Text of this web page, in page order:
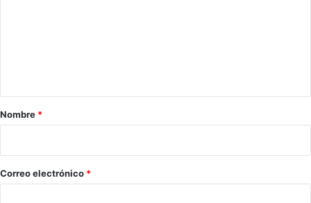
r
*
Nombre *
Correo electrónico *